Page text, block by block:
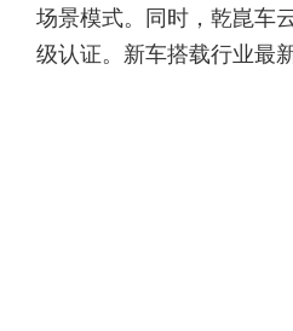
场景模式。同时，乾崑车
级认证。新车搭载行业最